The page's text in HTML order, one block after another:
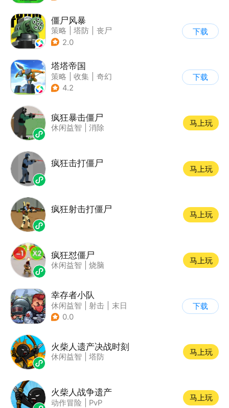
僵尸风暴
策略 塔防
丧尸
| 卡通
2.0
下载
塔塔帝国
策略 收集
奇幻
| 卡通
4.2
下载
疯狂暴击僵尸
休闲益智 消除
马上玩
疯狂击打僵尸
马上玩
疯狂射击打僵尸
马上玩
疯狂怼僵尸
休闲益智 烧脑
马上玩
幸存者小队
休闲益智 射击
末日
| 卡通
0.0
下载
火柴人遗产决战时刻
休闲益智 塔防
马上玩
火柴人战争遗产
动作冒险 PvP
马上玩